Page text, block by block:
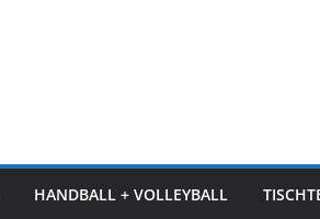
HANDBALL + VOLLEYBALL